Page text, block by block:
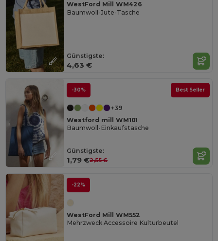
WestFord Mill WM426
Baumwoll-Jute-Tasche
Günstigste:
4,63 €
-30% Best Seller
+39
Westford mill WM101
Baumwoll-Einkaufstasche
Günstigste:
1,79 €2,55 €
-22%
WestFord Mill WM552
Mehrzweck Accessoire Kulturbeutel